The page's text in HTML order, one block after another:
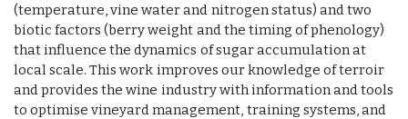
(temperature, vine water and nitrogen status) and two
biotic factors (berry weight and the timing of phenology)
that influence the dynamics of sugar accumulation at
local scale. This work improves our knowledge of terroir
and provides the wine industry with information and tools
to optimise vineyard management, training systems, and